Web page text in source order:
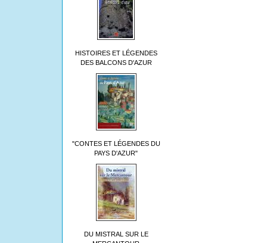
HISTOIRES ET LÉGENDES
DES BALCONS D'AZUR
"CONTES ET LÉGENDES DU
PAYS D'AZUR"
DU MISTRAL SUR LE